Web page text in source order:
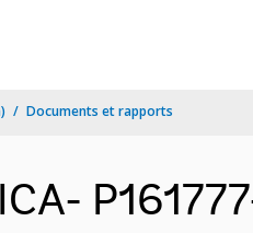
Documents et rapports